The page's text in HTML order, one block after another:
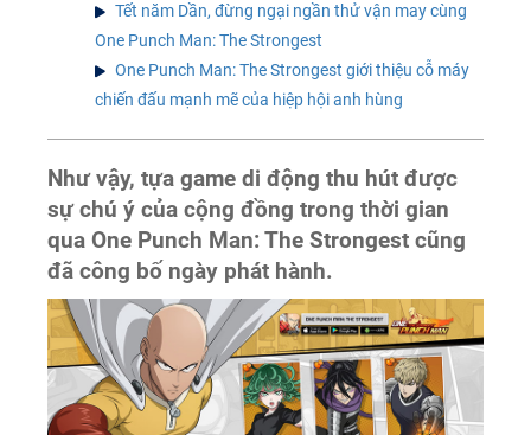
Tết năm Dần, đừng ngại ngần thử vận may cùng
One Punch Man: The Strongest
One Punch Man: The Strongest giới thiệu cỗ máy
chiến đấu mạnh mẽ của hiệp hội anh hùng
Như vậy, tựa game di động thu hút được
sự chú ý của cộng đồng trong thời gian
qua One Punch Man: The Strongest cũng
đã công bố ngày phát hành.